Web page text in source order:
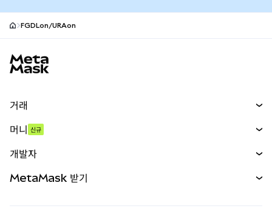
FGDLon/URAon
거래
무기한 선물
실물자산
머니 신규
개발자
MetaMask 받기